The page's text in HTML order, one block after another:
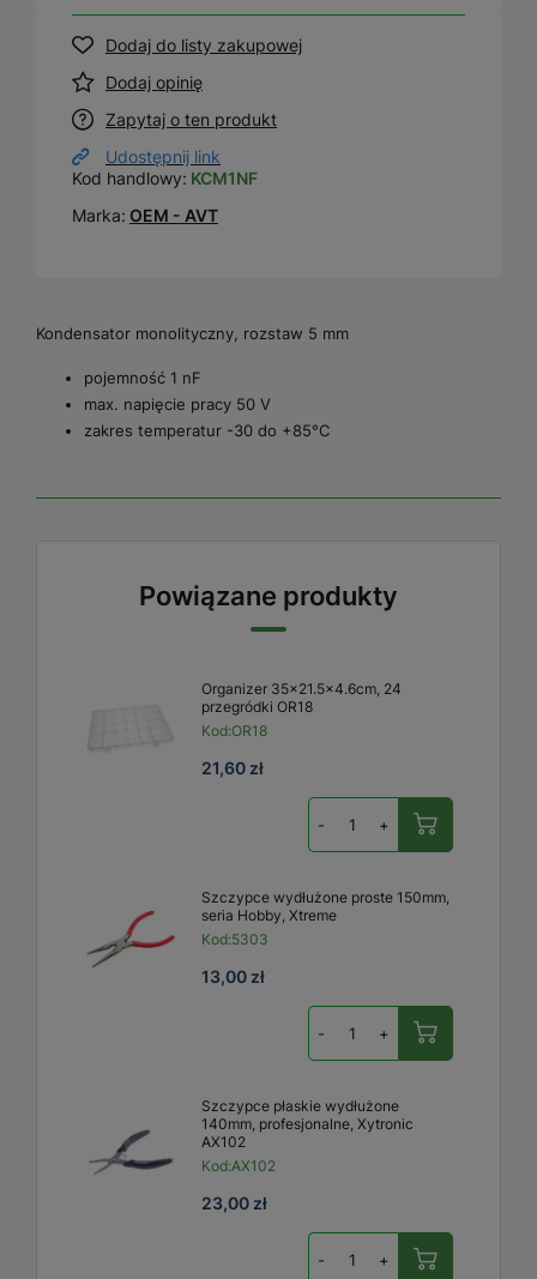
Dodaj do listy zakupowej
Dodaj opinię
Zapytaj o ten produkt
Udostępnij link
Kod handlowy: KCM1NF
Marka: OEM - AVT
Kondensator monolityczny, rozstaw 5 mm
pojemność 1 nF
max. napięcie pracy 50 V
zakres temperatur -30 do +85°C
Powiązane produkty
Organizer 35x21.5x4.6cm, 24
przegródki OR18
Kod:OR18
21,60 zł
- +
Szczypce wydłużone proste 150mm,
seria Hobby, Xtreme
Kod:5303
13,00 zł
- +
Szczypce płaskie wydłużone
140mm, profesjonalne, Xytronic
AX102
Kod:AX102
23,00 zł
- +